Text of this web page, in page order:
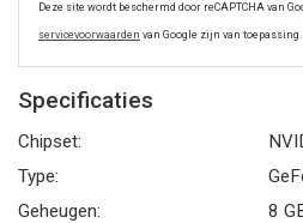
Deze site wordt beschermd door reCAPTCHA van
servicevoorwaarden van Google zijn van toepassing.
Specificaties
Chipset:
Type:
Geheugen:
8